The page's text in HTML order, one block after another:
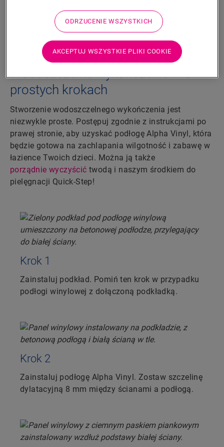
Pliki do pobrania
Wodoszczelne wykończenie w 5
prostych krokach
Stworzenie wodoszczelnego wykończenia jest
niezwykle proste. Postępuj zgodnie z instrukcjami po
prawej stronie, aby uzyskać podłogę Alpha Vinyl, która
będzie gotowa na zachlapania wilgotność i zabawę w
łazience Twoich dzieci. Można ją także
porządnie wyczyścić twodą i naszym środkiem do
pielęgnacji Quick-Step!
Krok 1
Zainstaluj podkład. Pomiń ten krok w przypadku
podłogi winylowej z dołączoną podkładką.
Krok 2
Zainstaluj podłogę Alpha Vinyl. Zostaw szczelinę
dylatacyjną 8 mm między ścianami a podłogą.
ODRZUCENIE WSZYSTKICH
AKCEPTUJ WSZYSTKIE PLIKI COOKIE